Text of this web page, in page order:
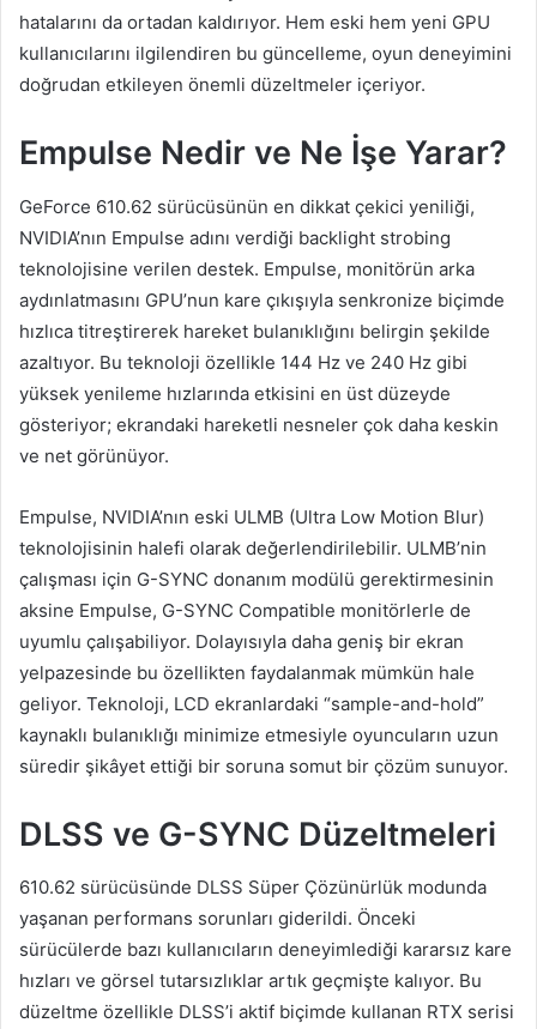
hatalarını da ortadan kaldırıyor. Hem eski hem yeni GPU
kullanıcılarını ilgilendiren bu güncelleme, oyun deneyimini
doğrudan etkileyen önemli düzeltmeler içeriyor.
Empulse Nedir ve Ne İşe Yarar?
GeForce 610.62 sürücüsünün en dikkat çekici yeniliği,
NVIDIA’nın Empulse adını verdiği backlight strobing
teknolojisine verilen destek. Empulse, monitörün arka
aydınlatmasını GPU’nun kare çıkışıyla senkronize biçimde
hızlıca titreştirerek hareket bulanıklığını belirgin şekilde
azaltıyor. Bu teknoloji özellikle 144 Hz ve 240 Hz gibi
yüksek yenileme hızlarında etkisini en üst düzeyde
gösteriyor; ekrandaki hareketli nesneler çok daha keskin
ve net görünüyor.
Empulse, NVIDIA’nın eski ULMB (Ultra Low Motion Blur)
teknolojisinin halefi olarak değerlendirilebilir. ULMB’nin
çalışması için G-SYNC donanım modülü gerektirmesinin
aksine Empulse, G-SYNC Compatible monitörlerle de
uyumlu çalışabiliyor. Dolayısıyla daha geniş bir ekran
yelpazesinde bu özellikten faydalanmak mümkün hale
geliyor. Teknoloji, LCD ekranlardaki “sample-and-hold”
kaynaklı bulanıklığı minimize etmesiyle oyuncuların uzun
süredir şikâyet ettiği bir soruna somut bir çözüm sunuyor.
DLSS ve G-SYNC Düzeltmeleri
610.62 sürücüsünde DLSS Süper Çözünürlük modunda
yaşanan performans sorunları giderildi. Önceki
sürücülerde bazı kullanıcıların deneyimlediği kararsız kare
hızları ve görsel tutarsızlıklar artık geçmişte kalıyor. Bu
düzeltme özellikle DLSS’i aktif biçimde kullanan RTX serisi